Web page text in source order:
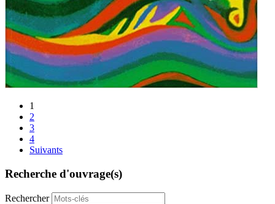
1
2
3
4
Suivants
Recherche d'ouvrage(s)
Rechercher